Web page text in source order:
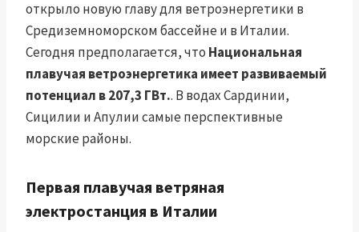
открыло новую главу для ветроэнергетики в
Средиземноморском бассейне и в Италии.
Сегодня предполагается, что Национальная
плавучая ветроэнергетика имеет развиваемый
потенциал в 207,3 ГВт.. В водах Сардинии,
Сицилии и Апулии самые перспективные
морские районы.
Первая плавучая ветряная
электростанция в Италии